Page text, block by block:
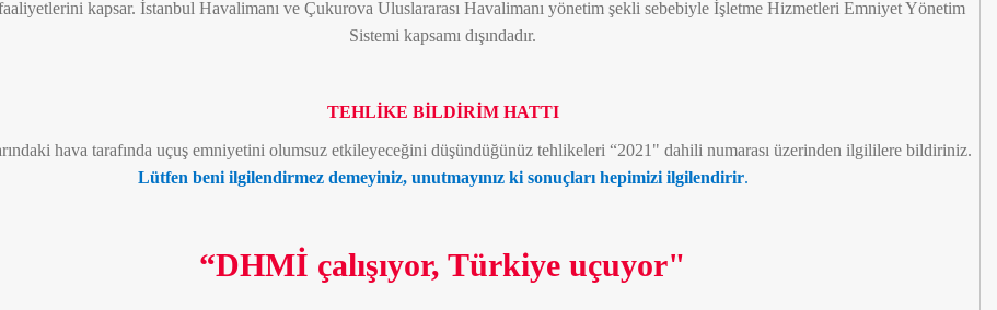
faaliyetlerini kapsar. İstanbul Havalimanı ve Çukurova Uluslararası Havalimanı yönetim şekli sebebiyle İşletme Hizmetleri Emniyet Yönetim
Sistemi kapsamı dışındadır.
TEHLİKE BİLDİRİM HATTI
hava tarafında uçuş emniyetini olumsuz etkileyeceğini düşündüğünüz tehlikeleri “2021" dahili numarası üzerinden ilgililere bildiriniz.
Lütfen beni ilgilendirmez demeyiniz, unutmayınız ki sonuçları hepimizi ilgilendirir.
“DHMİ çalışıyor, Türkiye uçuyor"